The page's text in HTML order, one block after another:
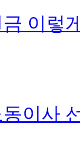
이렇
이사